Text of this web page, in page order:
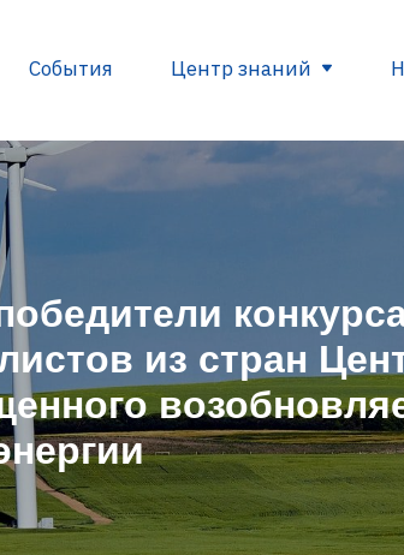
События Центр знаний
документы ЕС
из стран